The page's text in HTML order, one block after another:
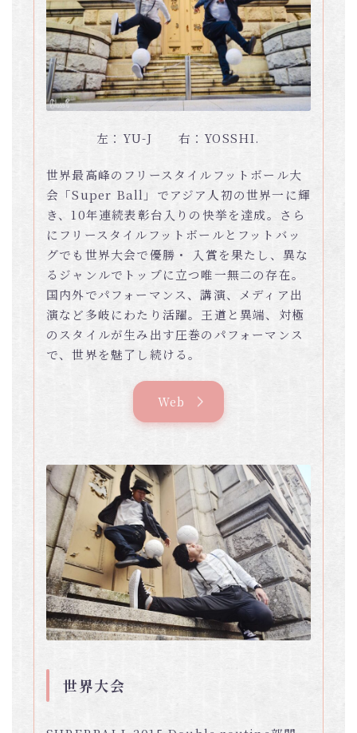
左：YU-J 右：YOSSHI.
世界最高峰のフリースタイルフットボール大
会「Super Ball」でアジア人初の世界一に輝
き、10年連続表彰台入りの快挙を達成。さら
にフリースタイルフットボールとフットバッ
グでも世界大会で優勝・ 入賞を果たし、異な
るジャンルでトップに立つ唯一無二の存在。
国内外でパフォーマンス、講演、メディア出
演など多岐にわたり活躍。王道と異端、対極
のスタイルが生み出す圧巻のパフォーマンス
で、世界を魅了し続ける。
Web
世界大会